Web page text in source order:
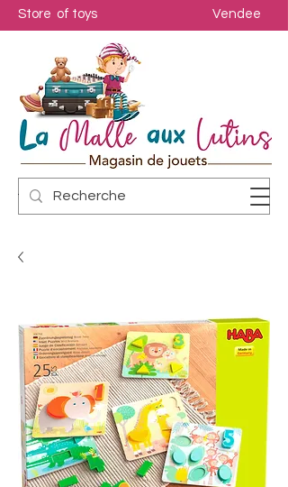
Store of toys Vendee